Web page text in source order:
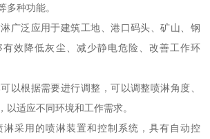
多种功能。
广泛应用于建筑工地、港口码头、矿山、钢
效降低灰尘、减少静电危险、改善工作环
以根据需要进行调整，可以调整喷淋角度、
以适应不同环境和工作需求。
淋采用的喷淋装置和控制系统，具有自动控